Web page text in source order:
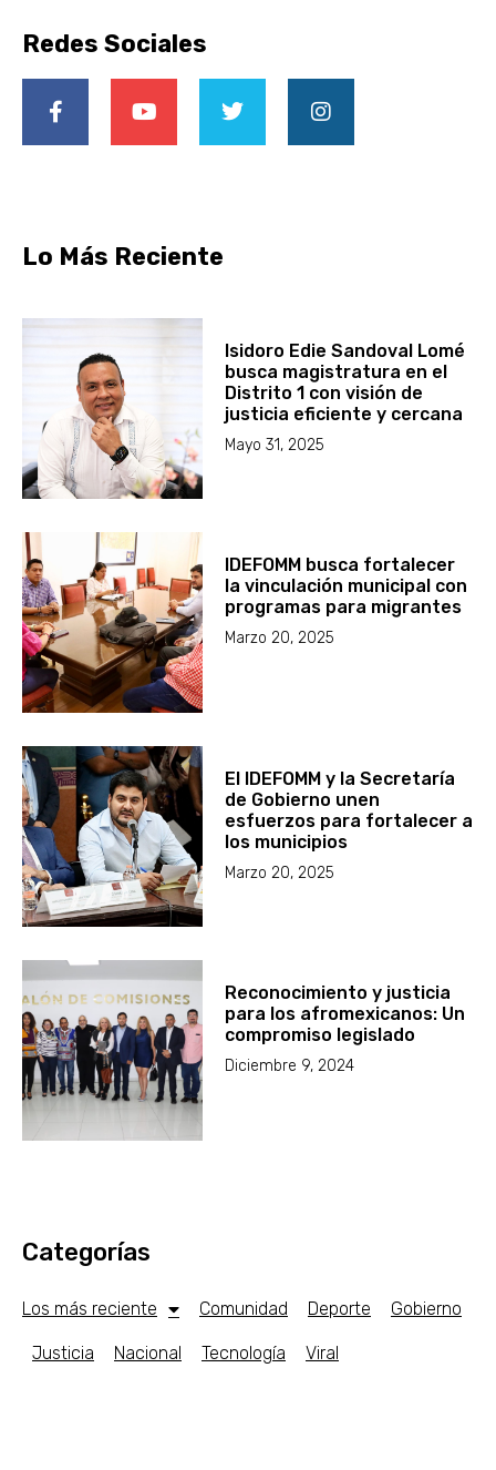
Redes Sociales
Lo Más Reciente
Isidoro Edie Sandoval Lomé
busca magistratura en el
Distrito 1 con visión de
justicia eficiente y cercana
Mayo 31, 2025
IDEFOMM busca fortalecer
la vinculación municipal con
programas para migrantes
Marzo 20, 2025
El IDEFOMM y la Secretaría
de Gobierno unen
esfuerzos para fortalecer a
los municipios
Marzo 20, 2025
Reconocimiento y justicia
para los afromexicanos: Un
compromiso legislado
Diciembre 9, 2024
Categorías
Los más reciente Comunidad Deporte Gobierno
Justicia Nacional Tecnología Viral